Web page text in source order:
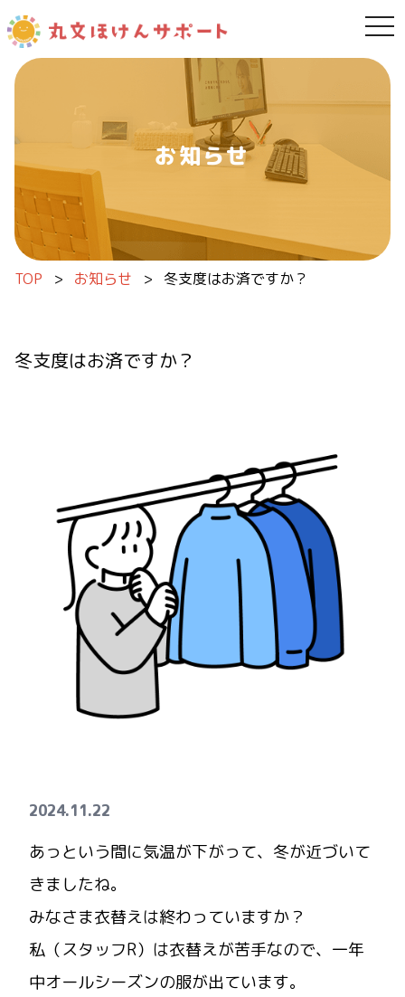
内容をスキップ
お知らせ
TOP > お知らせ > 冬支度はお済ですか？
冬支度はお済ですか？
2024.11.22
あっという間に気温が下がって、冬が近づいて
きましたね。
みなさま衣替えは終わっていますか？
私（スタッフR）は衣替えが苦手なので、一年
中オールシーズンの服が出ています。